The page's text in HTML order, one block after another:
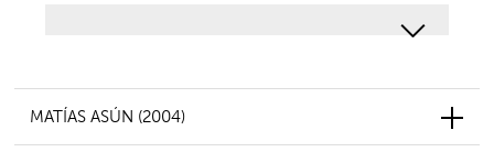
MATÍAS ASÚN (2004)